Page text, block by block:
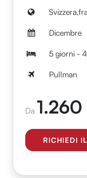
Dicembre
5 giorni -
Pullman
Da 1.260
RICHIEDI